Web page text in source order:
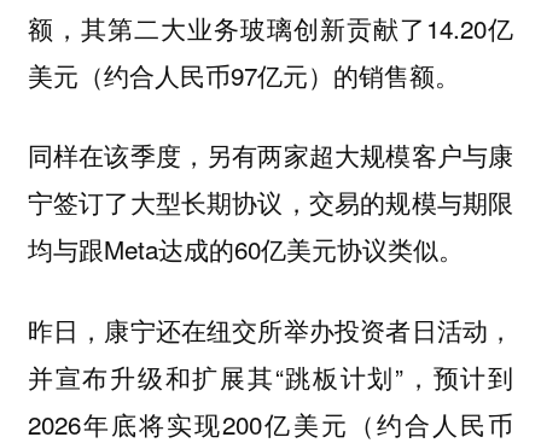
额，其第二大业务玻璃创新贡献了14.20亿
美元（约合人民币97亿元）的销售额。
同样在该季度，另有两家超大规模客户与康
宁签订了大型长期协议，交易的规模与期限
均与跟Meta达成的60亿美元协议类似。
昨日，康宁还在纽交所举办投资者日活动，
并宣布升级和扩展其“跳板计划”，预计到
2026年底将实现200亿美元（约合人民币